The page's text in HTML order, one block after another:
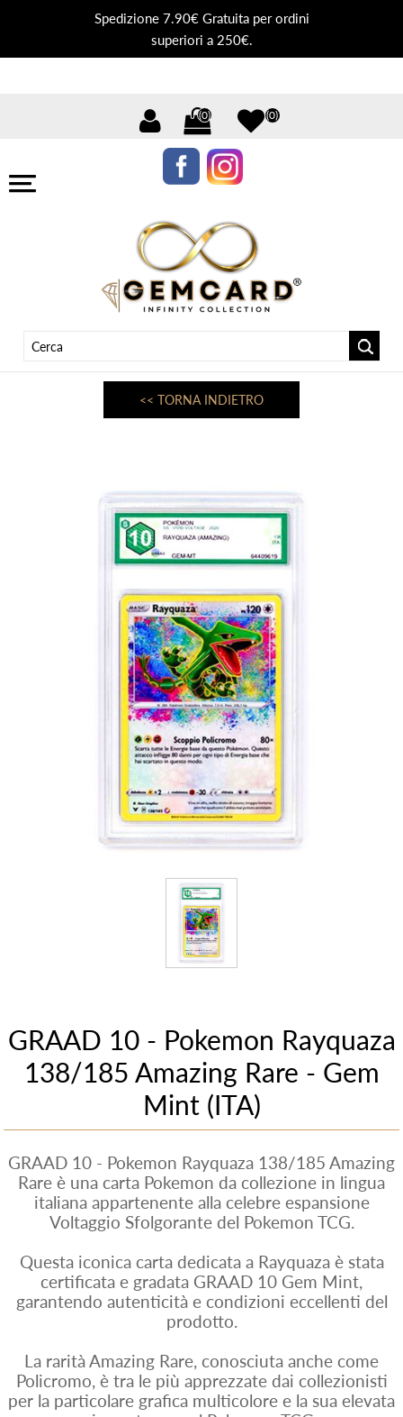
Spedizione 7.90€ Gratuita per ordini
superiori a 250€.
(0) (0)
<< TORNA INDIETRO
GRAAD 10 - Pokemon Rayquaza
138/185 Amazing Rare - Gem
Mint (ITA)
GRAAD 10 - Pokemon Rayquaza 138/185 Amazing
Rare è una carta Pokemon da collezione in lingua
italiana appartenente alla celebre espansione
Voltaggio Sfolgorante del Pokemon TCG.
Questa iconica carta dedicata a Rayquaza è stata
certificata e gradata GRAAD 10 Gem Mint,
garantendo autenticità e condizioni eccellenti del
prodotto.
La rarità Amazing Rare, conosciuta anche come
Policromo, è tra le più apprezzate dai collezionisti
per la particolare grafica multicolore e la sua elevata